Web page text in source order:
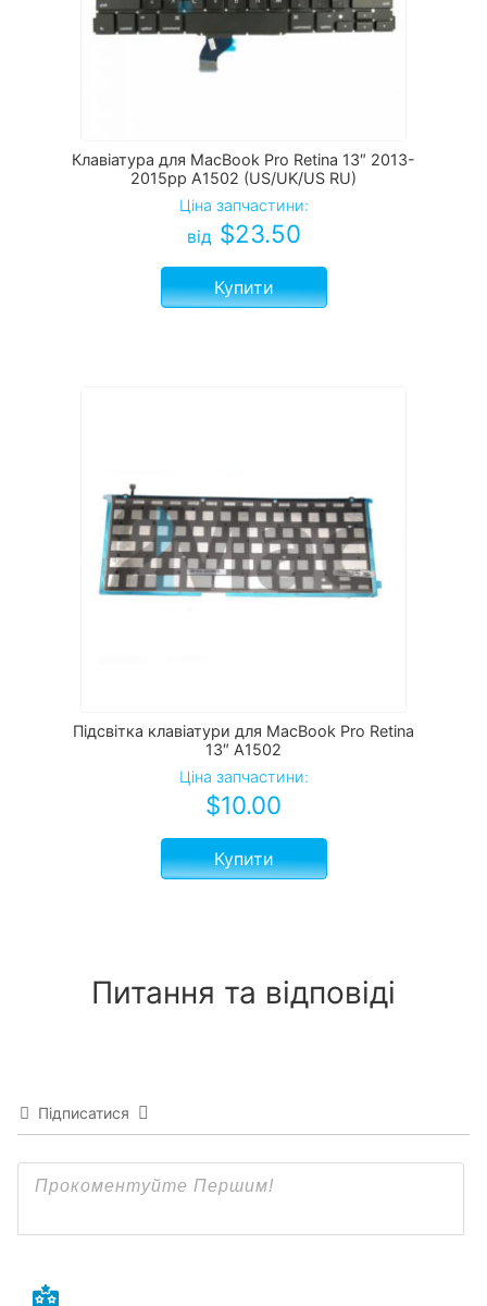
Клавіатура для MacBook Pro Retina 13″ 2013-
2015рр A1502 (US/UK/US RU)
Ціна запчастини:
від $23.50
Купити
Підсвітка клавіатури для MacBook Pro Retina
13″ A1502
Ціна запчастини:
$10.00
Купити
Питання та відповіді
Підписатися